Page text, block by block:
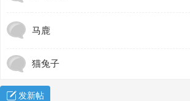
马鹿
猫兔子
发新帖